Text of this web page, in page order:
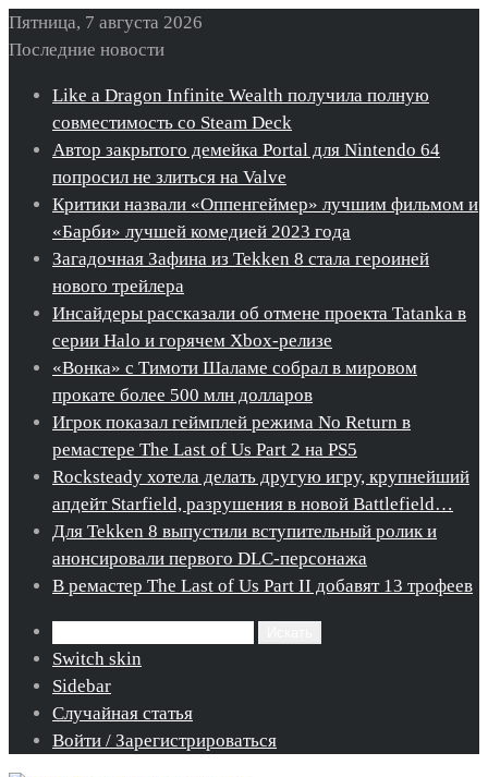
Пятница, 7 августа 2026
Последние новости
Like a Dragon Infinite Wealth получила полную
совместимость со Steam Deck
Автор закрытого демейка Portal для Nintendo 64
попросил не злиться на Valve
Критики назвали «Оппенгеймер» лучшим фильмом и
«Барби» лучшей комедией 2023 года
Загадочная Зафина из Tekken 8 стала героиней
нового трейлера
Инсайдеры рассказали об отмене проекта Tatanka в
серии Halo и горячем Xbox-релизе
«Вонка» с Тимоти Шаламе собрал в мировом
прокате более 500 млн долларов
Игрок показал геймплей режима No Return в
ремастере The Last of Us Part 2 на PS5
Rocksteady хотела делать другую игру, крупнейший
апдейт Starfield, разрушения в новой Battlefield…
Для Tekken 8 выпустили вступительный ролик и
анонсировали первого DLC-персонажа
В ремастер The Last of Us Part II добавят 13 трофеев
Switch skin
Sidebar
Случайная статья
Войти / Зарегистрироваться